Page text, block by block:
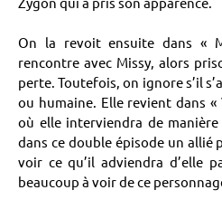
On la revoit ensuite dans «
rencontre avec Missy, alors
perte. Toutefois, on ignore s’il
ou humaine. Elle revient dans «
où elle interviendra de
dans ce double épisode un allié
voir ce qu’il adviendra d’elle
beaucoup à voir de ce